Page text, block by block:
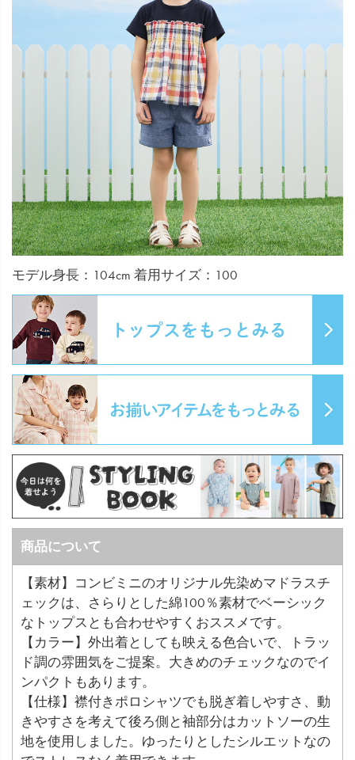
モデル身長：104cm 着用サイズ：100
商品について
【素材】コンビミニのオリジナル先染めマドラスチ
ェックは、さらりとした綿100％素材でベーシック
なトップスとも合わせやすくおススメです。
【カラー】外出着としても映える色合いで、トラッ
ド調の雰囲気をご提案。大きめのチェックなのでイ
ンパクトもあります。
【仕様】襟付きポロシャツでも脱ぎ着しやすさ、動
きやすさを考えて後ろ側と袖部分はカットソーの生
地を使用しました。ゆったりとしたシルエットなの